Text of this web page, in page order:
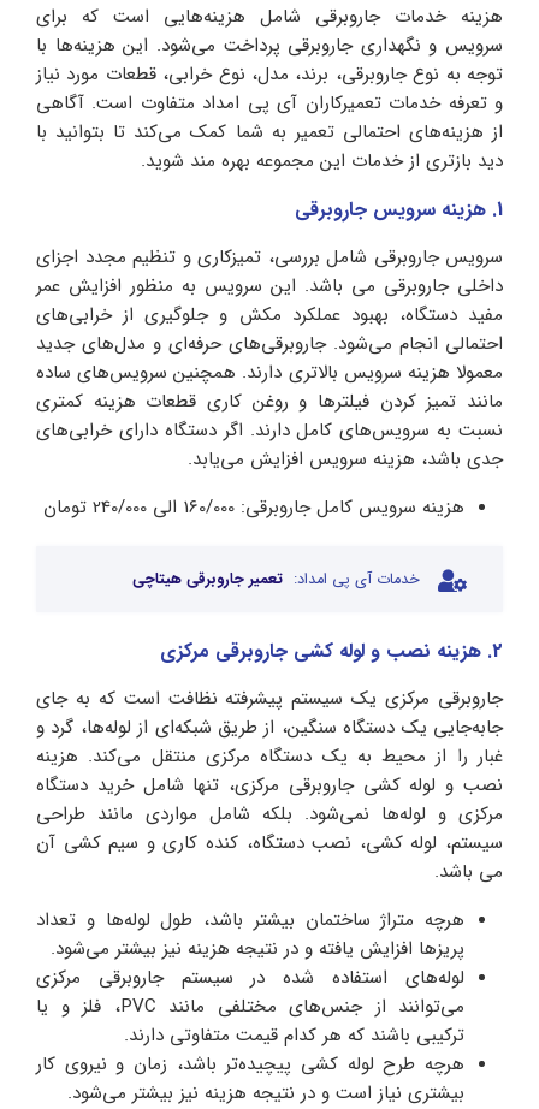
هزینه خدمات جاروبرقی شامل هزینه‌هایی است که برای
سرویس و نگهداری جاروبرقی پرداخت می‌شود. این هزینه‌ها با
توجه به نوع جاروبرقی، برند، مدل، نوع خرابی، قطعات مورد نیاز
و تعرفه خدمات تعمیرکاران آی پی امداد متفاوت است. آگاهی
از هزینه‌های احتمالی تعمیر به شما کمک می‌کند تا بتوانید با
دید بازتری از خدمات این مجموعه بهره مند شوید.
1. هزینه سرویس جاروبرقی
سرویس جاروبرقی شامل بررسی، تمیزکاری و تنظیم مجدد اجزای
داخلی جاروبرقی می باشد. این سرویس به منظور افزایش عمر
مفید دستگاه، بهبود عملکرد مکش و جلوگیری از خرابی‌های
احتمالی انجام می‌شود. جاروبرقی‌های حرفه‌ای و مدل‌های جدید
معمولا هزینه سرویس بالاتری دارند. همچنین سرویس‌های ساده
مانند تمیز کردن فیلترها و روغن کاری قطعات هزینه کمتری
نسبت به سرویس‌های کامل دارند. اگر دستگاه دارای خرابی‌های
جدی باشد، هزینه سرویس افزایش می‌یابد.
هزینه سرویس کامل جاروبرقی: 160/000 الی 240/000 تومان
خدمات آی پی امداد: تعمیر جاروبرقی هیتاچی
2. هزینه نصب و لوله کشی جاروبرقی مرکزی
جاروبرقی مرکزی یک سیستم پیشرفته نظافت است که به جای
جابه‌جایی یک دستگاه سنگین، از طریق شبکه‌ای از لوله‌ها، گرد و
غبار را از محیط به یک دستگاه مرکزی منتقل می‌کند. هزینه
نصب و لوله کشی جاروبرقی مرکزی، تنها شامل خرید دستگاه
مرکزی و لوله‌ها نمی‌شود. بلکه شامل مواردی مانند طراحی
سیستم، لوله کشی، نصب دستگاه، کنده کاری و سیم کشی آن
می باشد.
هرچه متراژ ساختمان بیشتر باشد، طول لوله‌ها و تعداد
پریزها افزایش یافته و در نتیجه هزینه نیز بیشتر می‌شود.
لوله‌های استفاده شده در سیستم جاروبرقی مرکزی
می‌توانند از جنس‌های مختلفی مانند PVC، فلز و یا
ترکیبی باشند که هر کدام قیمت متفاوتی دارند.
هرچه طرح لوله کشی پیچیده‌تر باشد، زمان و نیروی کار
بیشتری نیاز است و در نتیجه هزینه نیز بیشتر می‌شود.